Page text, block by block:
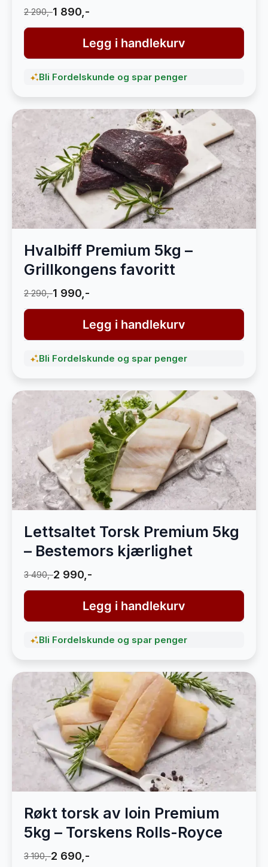
2 290,-1 890,-
Legg i handlekurv
Bli Fordelskunde og spar penger
Hvalbiff Premium 5kg –
Grillkongens favoritt
2 290,-1 990,-
Legg i handlekurv
Bli Fordelskunde og spar penger
Lettsaltet Torsk Premium 5kg
– Bestemors kjærlighet
3 490,-2 990,-
Legg i handlekurv
Bli Fordelskunde og spar penger
Røkt torsk av loin Premium
5kg – Torskens Rolls-Royce
3 190,-2 690,-